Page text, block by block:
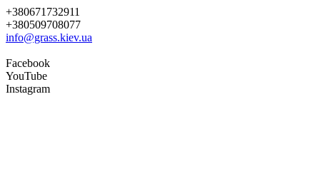
+380671732911
+380509708077
info@grass.kiev.ua
Facebook
YouTube
Instagram